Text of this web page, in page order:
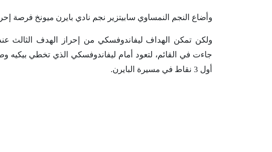
وأضاع النجم النمساوي سابيتزير نجم نادي بايرن ميونخ فرصة
جاءت في القائم، لتعود أمام ليفاندوفسكي الذي تخطي
أول 3 نقاط في مسيرة البايرن.